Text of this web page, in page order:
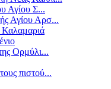
Αγίου Σ...
Αγίου Αρσ...
Ορμύλι...
πιστού...